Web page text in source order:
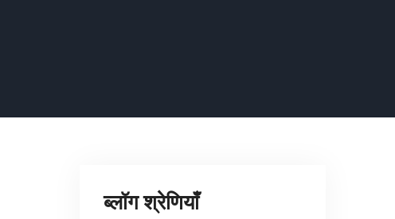
ब्लॉग श्रेणियाँ